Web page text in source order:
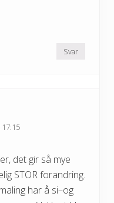
Svar
17:15
det gir så mye
STOR forandring.
har å si–og